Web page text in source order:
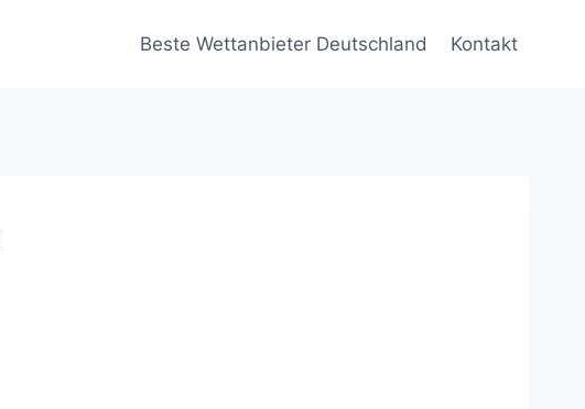
Beste Wettanbieter Deutschland Kontakt